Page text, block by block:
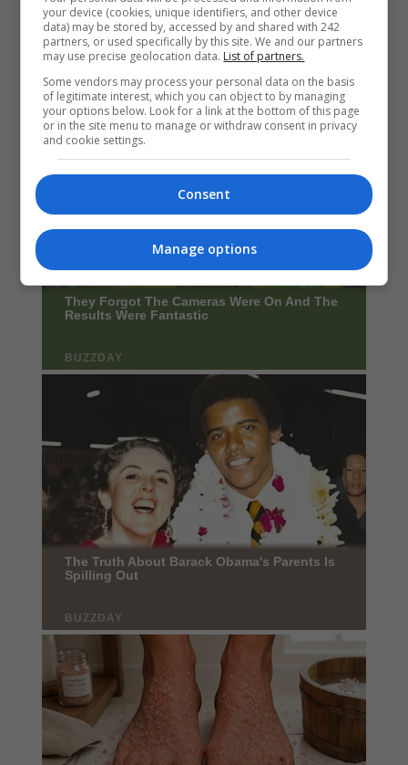
your device (cookies, unique identifiers, and other device
data) may be stored by, accessed by and shared with 242
partners, or used specifically by this site. We and our partners
may use precise geolocation data. List of partners.
Some vendors may process your personal data on the basis
of legitimate interest, which you can object to by managing
your options below. Look for a link at the bottom of this page
or in the site menu to manage or withdraw consent in privacy
and cookie settings.
Consent
Manage options